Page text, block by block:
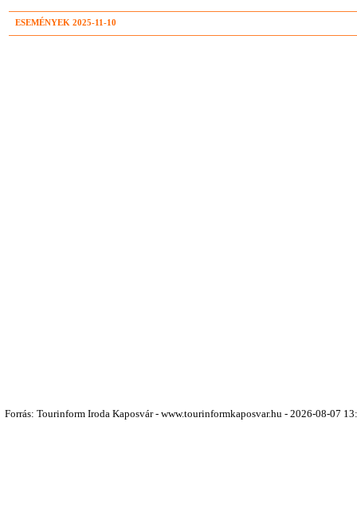
ESEMÉNYEK 2025-11-10
Forrás: Tourinform Iroda Kaposvár - www.tourinformkaposvar.hu - 2026-08-07